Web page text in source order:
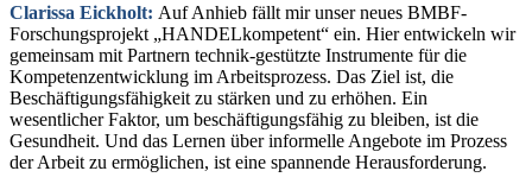
Clarissa Eickholt: Auf Anhieb fällt mir unser neues BMBF-
Forschungsprojekt „HANDELkompetent“ ein. Hier entwickeln wir
gemeinsam mit Partnern technik-gestützte Instrumente für die
Kompetenzentwicklung im Arbeitsprozess. Das Ziel ist, die
Beschäftigungsfähigkeit zu stärken und zu erhöhen. Ein
wesentlicher Faktor, um beschäftigungsfähig zu bleiben, ist die
Gesundheit. Und das Lernen über informelle Angebote im Prozess
der Arbeit zu ermöglichen, ist eine spannende Herausforderung.